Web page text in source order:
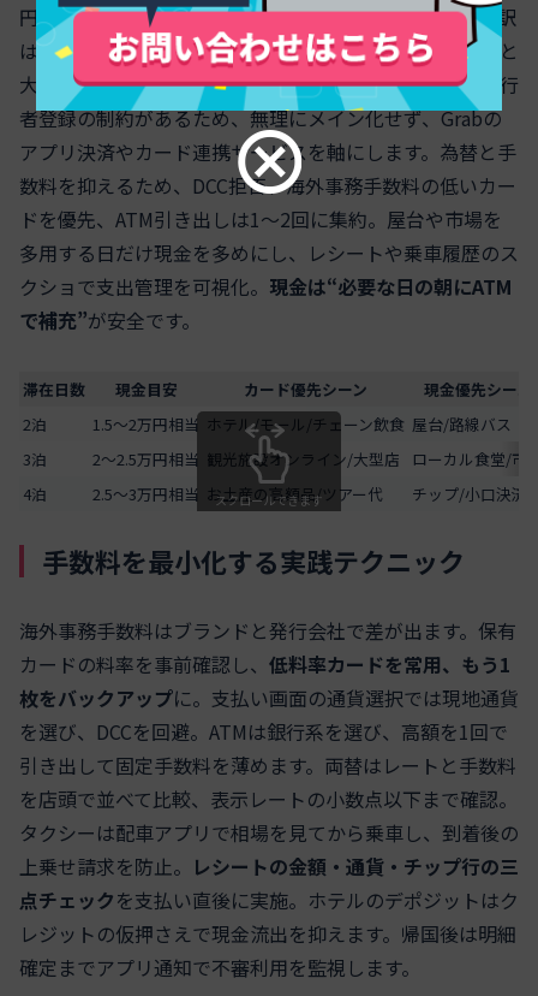
円を上限目安に設定し、残りはカードで決済します。内訳
は移動・軽食・入場料・チップ等の小口に限定。ホテルと
大型飲食、ショッピングはカード優先。現地アプリは旅行
者登録の制約があるため、無理にメイン化せず、Grabの
アプリ決済やカード連携サービスを軸にします。為替と手
数料を抑えるため、DCC拒否、海外事務手数料の低いカー
ドを優先、ATM引き出しは1〜2回に集約。屋台や市場を
多用する日だけ現金を多めにし、レシートや乗車履歴のス
クショで支出管理を可視化。 現金は“必要な日の朝にATM
で補充”が安全です。
滞在日数 現金目安 カード優先シーン
現金優先シーン
2泊
1.5〜2万円相当 ホテル/モール/チェーン飲食 屋台/路線バス
3泊
2〜2.5万円相当 観光施設オンライン/大型店
ローカル食堂/市
4泊
2.5〜3万円相当 お土産の高額品/ツアー代 チップ/小口決済
スクロールできます
手数料を最小化する実践テクニック
海外事務手数料はブランドと発行会社で差が出ます。保有
カードの料率を事前確認し、 低料率カードを常用、もう1
枚をバックアップに。支払い画面の通貨選択では現地通貨
を選び、DCCを回避。ATMは銀行系を選び、高額を1回で
引き出して固定手数料を薄めます。両替はレートと手数料
を店頭で並べて比較、表示レートの小数点以下まで確認。
タクシーは配車アプリで相場を見てから乗車し、到着後の
上乗せ請求を防止。 レシートの金額・通貨・チップ行の三
点チェックを支払い直後に実施。ホテルのデポジットはク
レジットの仮押さえで現金流出を抑えます。帰国後は明細
確定までアプリ通知で不審利用を監視します。